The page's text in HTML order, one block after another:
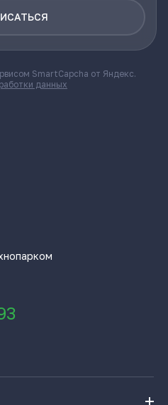
SmartCapcha от Яндекс.
данных